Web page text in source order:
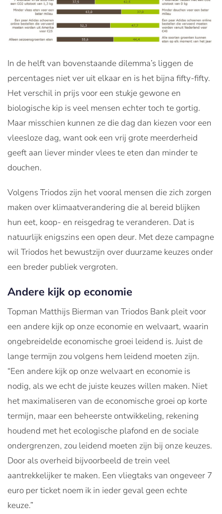
In de helft van bovenstaande dilemma’s liggen de
percentages niet ver uit elkaar en is het bijna fifty-fifty.
Het verschil in prijs voor een stukje gewone en
biologische kip is veel mensen echter toch te gortig.
Maar misschien kunnen ze die dag dan kiezen voor een
vleesloze dag, want ook een vrij grote meerderheid
geeft aan liever minder vlees te eten dan minder te
douchen.
Volgens Triodos zijn het vooral mensen die zich zorgen
maken over klimaatverandering die al bereid blijken
hun eet, koop- en reisgedrag te veranderen. Dat is
natuurlijk enigszins een open deur. Met deze campagne
wil Triodos het bewustzijn over duurzame keuzes onder
een breder publiek vergroten.
Andere kijk op economie
Topman Matthijs Bierman van Triodos Bank pleit voor
een andere kijk op onze economie en welvaart, waarin
ongebreidelde economische groei leidend is. Juist de
lange termijn zou volgens hem leidend moeten zijn.
“Een andere kijk op onze welvaart en economie is
nodig, als we echt de juiste keuzes willen maken. Niet
het maximaliseren van de economische groei op korte
termijn, maar een beheerste ontwikkeling, rekening
houdend met het ecologische plafond en de sociale
ondergrenzen, zou leidend moeten zijn bij onze keuzes.
Door als overheid bijvoorbeeld de trein veel
aantrekkelijker te maken. Een vliegtaks van ongeveer 7
euro per ticket noem ik in ieder geval geen echte
keuze.”